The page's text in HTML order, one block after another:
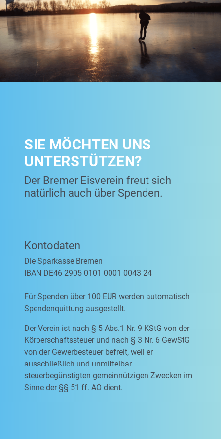
SIE MÖCHTEN UNS
UNTERSTÜTZEN?
Der Bremer Eisverein freut sich
natürlich auch über Spenden.
Kontodaten
Die Sparkasse Bremen
IBAN DE46 2905 0101 0001 0043 24
Für Spenden über 100 EUR werden automatisch
Spendenquittung ausgestellt.
Der Verein ist nach § 5 Abs.1 Nr. 9 KStG von der
Körperschaftssteuer und nach § 3 Nr. 6 GewStG
von der Gewerbesteuer befreit, weil er
ausschließlich und unmittelbar
steuerbegünstigten gemeinnützigen Zwecken im
Sinne der §§ 51 ff. AO dient.